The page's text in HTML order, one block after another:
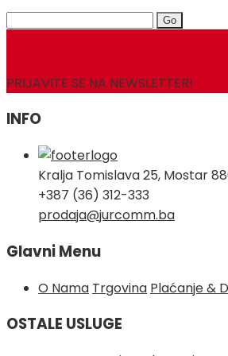
Search
PRIJAVITE SE NA NEWSLETTER!
INFO
Kralja Tomislava 25, Mostar
+387 (36) 312-333
prodaja@jurcomm.ba
Glavni Menu
O Nama Trgovina Plaćanje &
OSTALE USLUGE